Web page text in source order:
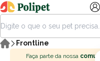
Frontline
Faça parte da nossa